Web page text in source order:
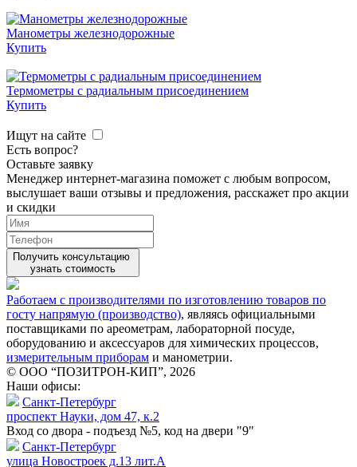
Манометры железнодорожные
Купить
Термометры с радиальным присоединением
Купить
Ищут на сайте
Есть вопрос?
Оставьте заявку
Менеджер интернет-магазина поможет с любым вопросом,
выслушает ваши отзывы и предложения, расскажет про акции
и скидки
Получить консультацию
узнать стоимость
Работаем с производителями по изготовлению товаров по
госту напрямую (производство), являясь официальными
поставщиками по ареометрам, лабораторной посуде,
оборудованию и аксессуаров для химических процессов,
измерительным приборам и манометрии.
© ООО “ПОЗИТРОН-КИП”, 2026
Наши офисы:
Санкт-Петербург
проспект Науки, дом 47, к.2
Вход со двора - подъезд №5, код на двери "9"
Санкт-Петербург
улица Новостроек д.13 лит.А